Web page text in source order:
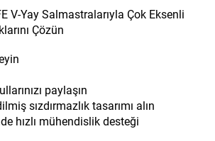
V-Yay Salmastralarıyla Çok Eksenli
Çözün
paylaşın
sızdırmazlık tasarımı alın
hızlı mühendislik desteği